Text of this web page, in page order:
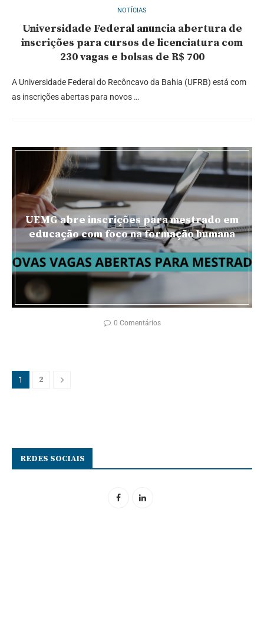
NOTÍCIAS
Universidade Federal anuncia abertura de
inscrições para cursos de licenciatura com
230 vagas e bolsas de R$ 700
A Universidade Federal do Recôncavo da Bahia (UFRB) está com
as inscrições abertas para novos …
UEMG abre inscrições para mestrado em
educação com foco na formação humana
0 Comentários
1 2
REDES SOCIAIS